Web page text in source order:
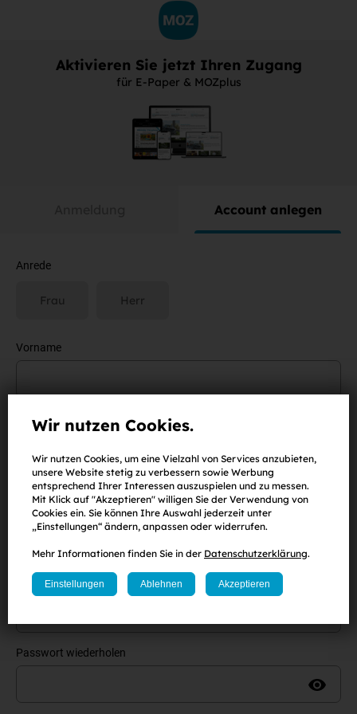
Aktivieren Sie jetzt Ihren Zugang
für E-Paper & MOZplus
Account anlegen
Anrede
Frau Herr
Vorname
Nachname
E-Mail-Adresse
mind. 8 Zeichen,eine Zahl sowieein Klein- undGroßbuchstabe
Passwort wiederholen
Wir nutzen Cookies.
Wir nutzen Cookies, um eine Vielzahl von Services anzubieten,
unsere Website stetig zu verbessern sowie Werbung
entsprechend Ihrer Interessen auszuspielen und zu messen.
Mit Klick auf "Akzeptieren" willigen Sie der Verwendung von
Cookies ein. Sie können Ihre Auswahl jederzeit unter
„Einstellungen“ ändern, anpassen oder widerrufen.
Mehr Informationen finden Sie in der Datenschutzerklärung.
Einstellungen Ablehnen Akzeptieren